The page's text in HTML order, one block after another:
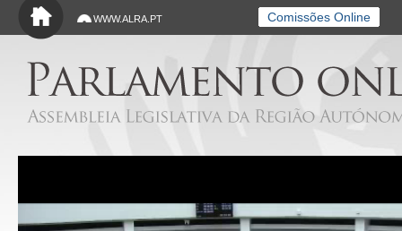
Saltar para o conteúdo principal
WWW.ALRA.PT Comissões Online